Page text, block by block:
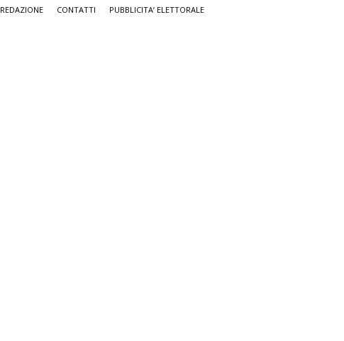
REDAZIONE CONTATTI PUBBLICITA’ ELETTORALE